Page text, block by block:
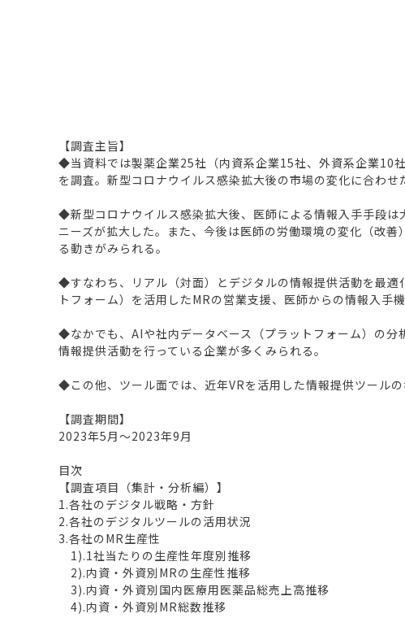
【調査主旨】
◆当資料では製薬企業25社（内資系企業15社、外資系企業10
を調査。新型コロナウイルス感染拡大後の市場の変化に合わせ
◆新型コロナウイルス感染拡大後、医師による情報入手手段
ニーズが拡大した。また、今後は医師の労働環境の変化（改
る動きがみられる。
◆すなわち、リアル（対面）とデジタルの情報提供活動を最
トフォーム）を活用したMRの営業支援、医師からの情報入手
◆なかでも、AIや社内データベース（プラットフォーム）の分
情報提供活動を行っている企業が多くみられる。
◆この他、ツール面では、近年VRを活用した情報提供ツール
【調査期間】
2023年5月～2023年9月
目次
【調査項目（集計・分析編）】
1.各社のデジタル戦略・方針
2.各社のデジタルツールの活用状況
3.各社のMR生産性
1).1社当たりの生産性年度別推移
2).内資・外資別MRの生産性推移
3).内資・外資別国内医療用医薬品総売上高推移
4).内資・外資別MR総数推移